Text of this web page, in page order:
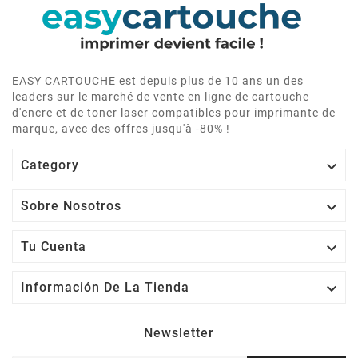
EASY CARTOUCHE est depuis plus de 10 ans un des
leaders sur le marché de vente en ligne de cartouche
d'encre et de toner laser compatibles pour imprimante de
marque, avec des offres jusqu'à -80% !
Category 
Sobre Nosotros 
Tu Cuenta 
Información De La Tienda 
Newsletter